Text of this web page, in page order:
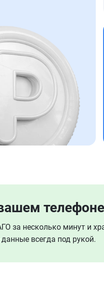
телефоне
за несколько минут и
всегда под рукой.